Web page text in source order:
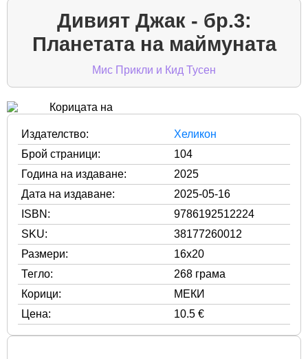
Дивият Джак - бр.3:
Планетата на маймуната
Мис Прикли и Кид Тусен
Издателство:
Хеликон
Брой страници:
104
Година на издаване:
2025
Дата на издаване:
2025-05-16
ISBN:
9786192512224
SKU:
38177260012
Размери:
16x20
Тегло:
268 грама
Корици:
МЕКИ
Цена:
10.5 €